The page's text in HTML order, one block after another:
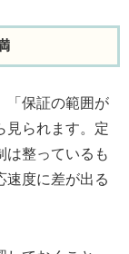
「保証の範囲が
見られます。定
は整っているも
速度に差が出る